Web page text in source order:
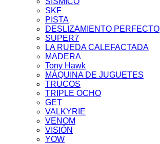
SKF
PISTA
DESLIZAMIENTO PERFECTO
SUPER7
LA RUEDA CALEFACTADA
MADERA
Tony Hawk
MÁQUINA DE JUGUETES
TRUCOS
TRIPLE OCHO
GET
VALKYRIE
VENOM
VISIÓN
YOW